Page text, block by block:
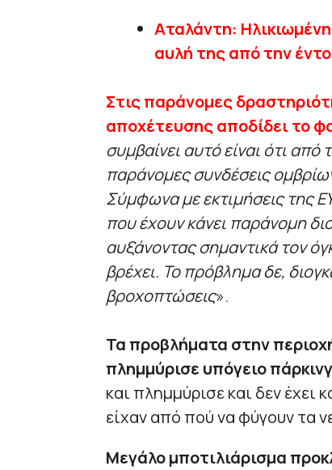
Αταλάντη:
αυλή της από την
Στις παράνομες
αποχέτευσης αποδίδει το
συμβαίνει αυτό είναι ότι από
παράνομες συνδέσεις
Σύμφωνα με εκτιμήσεις της
που έχουν κάνει παράνομη
αυξάνοντας σημαντικά τον
βρέχει. Το πρόβλημα δε,
βροχοπτώσεις».
Τα προβλήματα στην
πλημμύρισε υπόγειο
και πλημμύρισε και δεν έχει
είχαν από πού να φύγουν τα
Μεγάλο μποτιλιάρισμα